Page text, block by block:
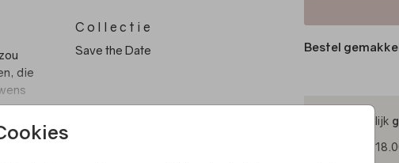
die
een
Collectie
Save the Date Bestel
Tijdelijk
Voor